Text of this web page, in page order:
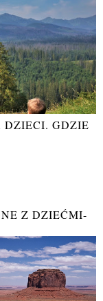
GDZIE
Z DZIEĆMI-